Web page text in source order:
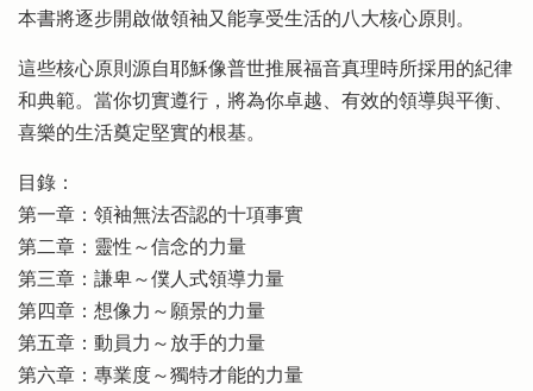
本書將逐步開啟做領袖又能享受生活的八大核心原則。
這些核心原則源自耶穌像普世推展福音真理時所採用的紀律
和典範。當你切實遵行，將為你卓越、有效的領導與平衡、
喜樂的生活奠定堅實的根基。
目錄：
第一章：領袖無法否認的十項事實
第二章：靈性～信念的力量
第三章：謙卑～僕人式領導力量
第四章：想像力～願景的力量
第五章：動員力～放手的力量
第六章：專業度～獨特才能的力量